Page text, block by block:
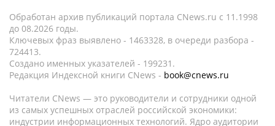
Обработан архив публикаций портала CNews.ru c 11.1998
до 08.2026 годы.
Ключевых фраз выявлено - 1463328, в очереди разбора -
724413.
Создано именных указателей - 199231.
Редакция Индексной книги CNews - book@cnews.ru
Читатели CNews — это руководители и сотрудники одной
из самых успешных отраслей российской экономики:
индустрии информационных технологий. Ядро аудитории